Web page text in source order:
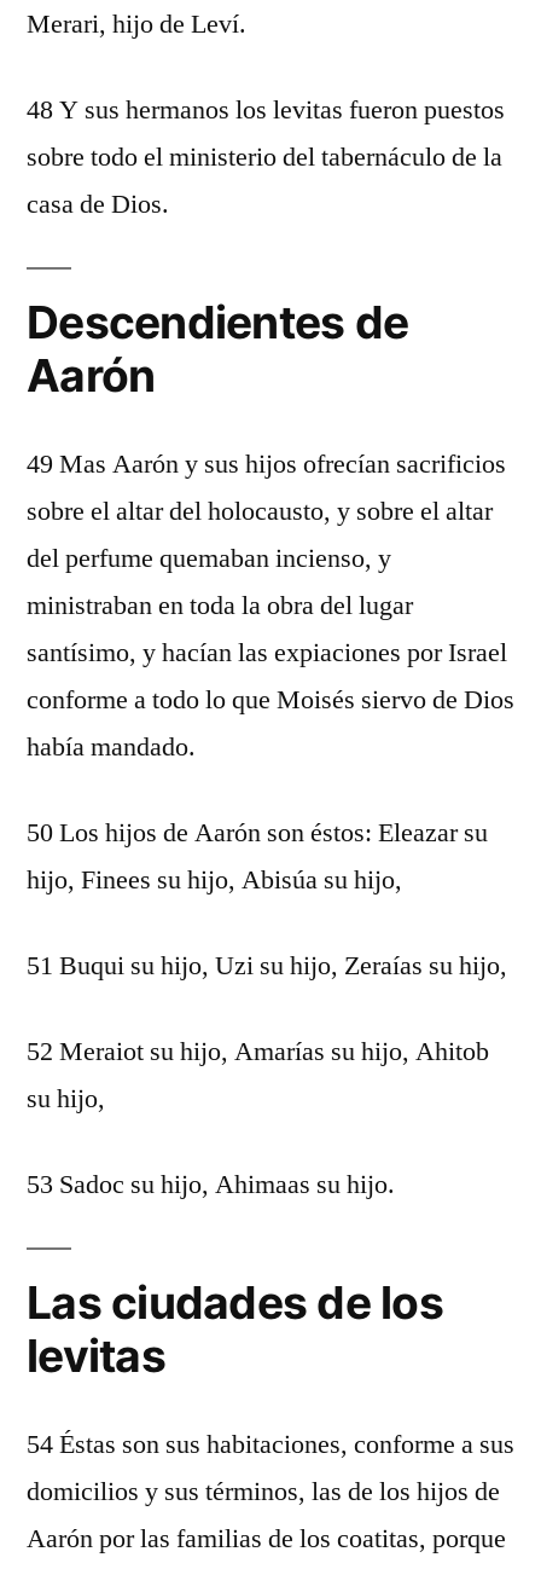
Merari, hijo de Leví.
48 Y sus hermanos los levitas fueron puestos
sobre todo el ministerio del tabernáculo de la
casa de Dios.
Descendientes de
Aarón
49 Mas Aarón y sus hijos ofrecían sacrificios
sobre el altar del holocausto, y sobre el altar
del perfume quemaban incienso, y
ministraban en toda la obra del lugar
santísimo, y hacían las expiaciones por Israel
conforme a todo lo que Moisés siervo de Dios
había mandado.
50 Los hijos de Aarón son éstos: Eleazar su
hijo, Finees su hijo, Abisúa su hijo,
51 Buqui su hijo, Uzi su hijo, Zeraías su hijo,
52 Meraiot su hijo, Amarías su hijo, Ahitob
su hijo,
53 Sadoc su hijo, Ahimaas su hijo.
Las ciudades de los
levitas
54 Éstas son sus habitaciones, conforme a sus
domicilios y sus términos, las de los hijos de
Aarón por las familias de los coatitas, porque